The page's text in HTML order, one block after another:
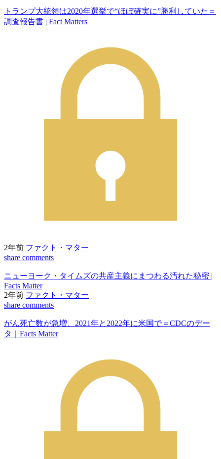
トランプ大統領は2020年選挙で“ほぼ確実に”勝利していた＝
調査報告書 | Fact Matters
2年前 ファクト・マター
share comments
ニューヨーク・タイムズの共産主義にまつわる汚れた秘密 |
Facts Matter
2年前 ファクト・マター
share comments
がん死亡数が急増、2021年と2022年に米国で＝CDCのデー
タ｜Facts Matter